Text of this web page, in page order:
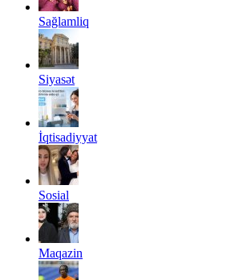
Sağlamliq
Siyasət
İqtisadiyyat
Sosial
Maqazin